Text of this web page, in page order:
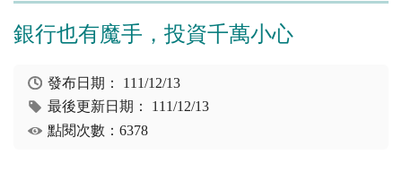
銀行也有魔手，投資千萬小心
發布日期： 111/12/13
最後更新日期： 111/12/13
點閱次數：6378